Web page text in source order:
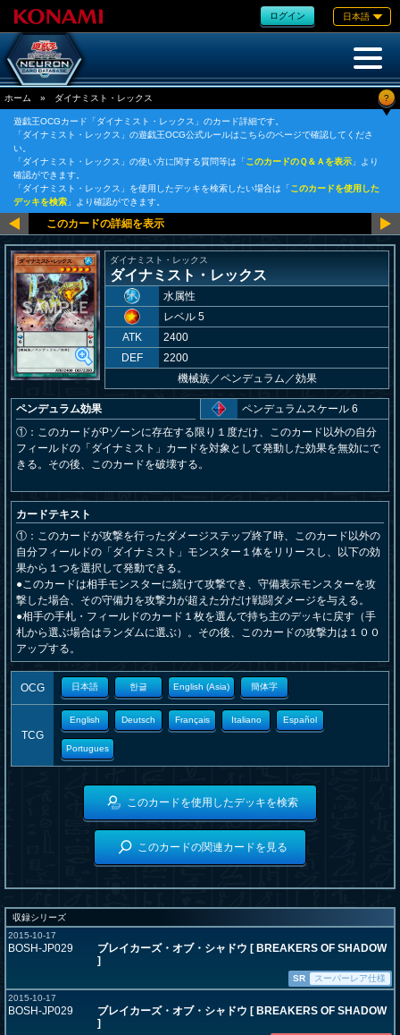
ログイン 日本語
ホーム » ダイナミスト・レックス ?
遊戯王OCGカード「ダイナミスト・レックス」のカード詳細です。
「ダイナミスト・レックス」の遊戯王OCG公式ルールはこちらのページで確認してくださ
い。
「ダイナミスト・レックス」の使い方に関する質問等は「このカードのＱ＆Ａを表示 」より
確認ができます。
「ダイナミスト・レックス」を使用したデッキを検索したい場合は「このカードを使用した
デッキを検索 」より確認ができます。
ダイナミスト・レックス
ダイナミスト・レックス
水属性
レベル 5
ATK
2400
DEF
2200
機械族／ペンデュラム／効果
ペンデュラム効果
ペンデュラムスケール 6
①：このカードがPゾーンに存在する限り１度だけ、このカード以外の自分
フィールドの「ダイナミスト」カードを対象として発動した効果を無効にで
きる。その後、このカードを破壊する。
カードテキスト
①：このカードが攻撃を行ったダメージステップ終了時、このカード以外の
自分フィールドの「ダイナミスト」モンスター１体をリリースし、以下の効
果から１つを選択して発動できる。
●このカードは相手モンスターに続けて攻撃でき、守備表示モンスターを攻
撃した場合、その守備力を攻撃力が超えた分だけ戦闘ダメージを与える。
●相手の手札・フィールドのカード１枚を選んで持ち主のデッキに戻す（手
札から選ぶ場合はランダムに選ぶ）。その後、このカードの攻撃力は１００
アップする。
OCG 日本語 한글 English (Asia) 簡体字
TCG
English Deutsch Français Italiano Español
Portugues
このカードを使用したデッキを検索
このカードの関連カードを見る
収録シリーズ
2015-10-17
BOSH-JP029
ブレイカーズ・オブ・シャドウ [ BREAKERS OF SHADOW
]
SR
スーパーレア仕様
2015-10-17
BOSH-JP029
ブレイカーズ・オブ・シャドウ [ BREAKERS OF SHADOW
]